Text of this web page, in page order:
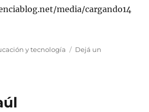
media/cargando14
y tecnología
Dejá un